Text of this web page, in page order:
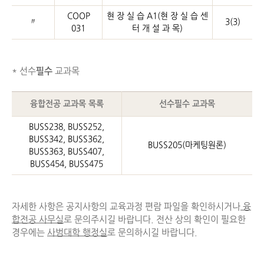
〃
COOP
031
현 장 실 습 A1(현 장 실 습 센
터 개 설 과 목)
3(3)
* 선수필수 교과목
융합전공 교과목 목록 선수필수 교과목
BUSS238, BUSS252,
BUSS342, BUSS362,
BUSS363, BUSS407,
BUSS454, BUSS475
BUSS205(마케팅원론)
자세한 사항은 공지사항의 교육과정 편람 파일을 확인하시거나 융
합전공 사무실로 문의주시길 바랍니다. 전산 상의 확인이 필요한
경우에는 사범대학 행정실로 문의하시길 바랍니다.